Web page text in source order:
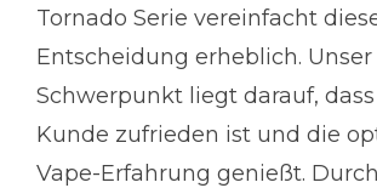
Tornado Serie vereinfacht
Entscheidung erheblich. Unser
Schwerpunkt liegt darauf,
Kunde zufrieden ist und die
Vape-Erfahrung genießt.